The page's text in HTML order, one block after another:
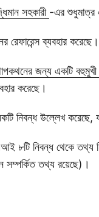
সহকারী -এর শুধুমাত্র
রেফারেন্স ব্যবহার করেছে।
জন্য একটি
করেছে।
নিবন্ধ উল্লেখ করেছে,
৮টি নিবন্ধ থেকে তথ্য
সম্পর্কিত তথ্য রয়েছে)।